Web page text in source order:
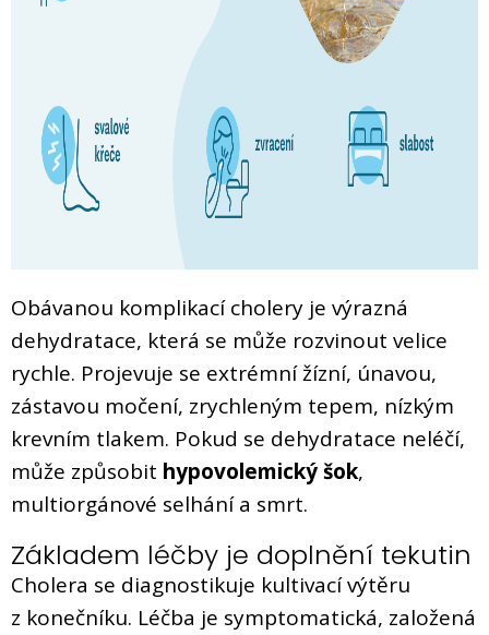
Obávanou komplikací cholery je výrazná
dehydratace, která se může rozvinout velice
rychle. Projevuje se extrémní žízní, únavou,
zástavou močení, zrychleným tepem, nízkým
krevním tlakem. Pokud se dehydratace neléčí,
může způsobit hypovolemický šok,
multiorgánové selhání a smrt.
Základem léčby je doplnění tekutin
Cholera se diagnostikuje kultivací výtěru
z konečníku. Léčba je symptomatická, založená